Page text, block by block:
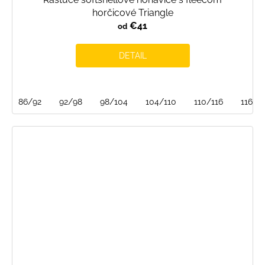
horčicové Triangle
od €41
DETAIL
86/92 92/98 98/104 104/110 110/116 116/